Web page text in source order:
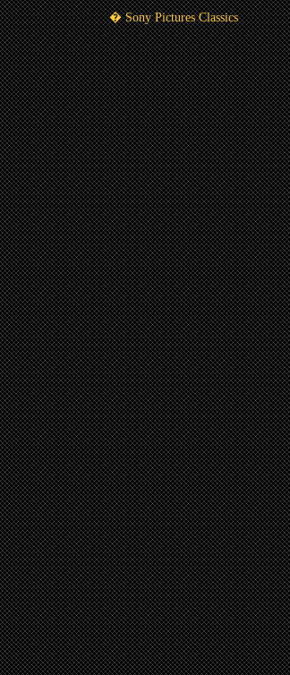
� Sony Pictures Classics